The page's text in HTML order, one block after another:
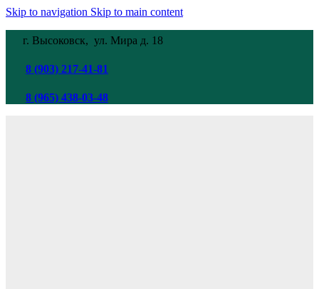
Skip to navigation Skip to main content
г. Высоковск, ул. Мира д. 18
8 (903) 217-41-81
8 (965) 438-03-48